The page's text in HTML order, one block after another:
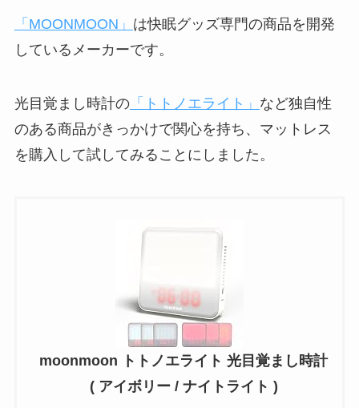
「MOONMOON」 は快眠グッズ専門の商品を開発
しているメーカーです。
光目覚まし時計の「トトノエライト」 など独自性
のある商品がきっかけで関心を持ち、マットレス
を購入して試してみることにしました。
moonmoon トトノエライト 光目覚まし時計
( アイボリー / ナイトライト )